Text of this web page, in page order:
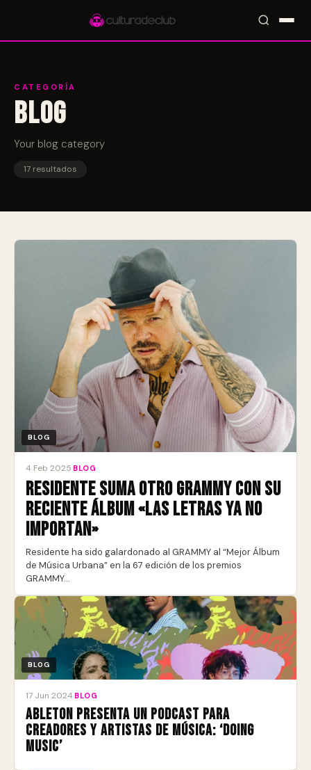
Accesos rápidos:
CATEGORÍA
Blog
Your blog category
17 resultados
BLOG
4 Feb 2025 BLOG
Residente suma otro Grammy con su
reciente álbum «Las Letras Ya No
Importan»
Residente ha sido galardonado al GRAMMY al “Mejor Álbum
de Música Urbana” en la 67 edición de los premios
GRAMMY…
BLOG
17 Jun 2024 BLOG
Ableton presenta un podcast para
creadores y artistas de música: ‘Doing
Music’